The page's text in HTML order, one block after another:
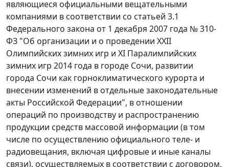
являющиеся официальными вещательными
компаниями в соответствии со статьей 3.1
Федерального закона от 1 декабря 2007 года № 310-
ФЗ "Об организации и о проведении XXII
Олимпийских зимних игр и XI Паралимпийских
зимних игр 2014 года в городе Сочи, развитии
города Сочи как горноклиматического курорта и
внесении изменений в отдельные законодательные
акты Российской Федерации", в отношении
операций по производству и распространению
продукции средств массовой информации (в том
числе по осуществлению официального теле- и
радиовещания, включая цифровые и иные каналы
связи), осуществляемых в соответствии с договором,